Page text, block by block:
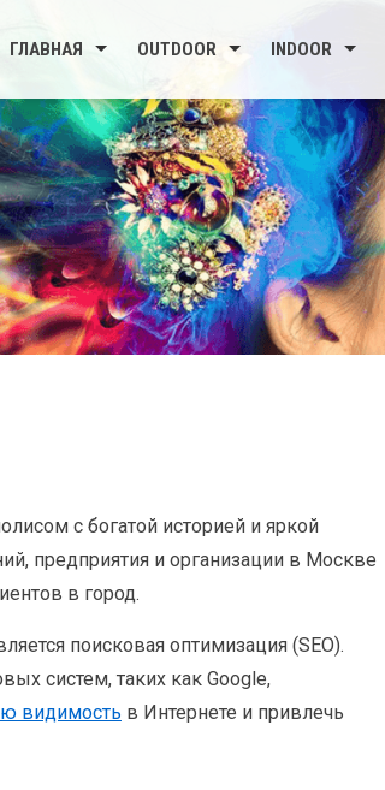
ГЛАВНАЯ OUTDOOR INDOOR
с богатой историей и яркой
предприятия и организации в Москве
в город.
поисковая оптимизация (SEO).
систем, таких как Google,
видимость в Интернете и привлечь